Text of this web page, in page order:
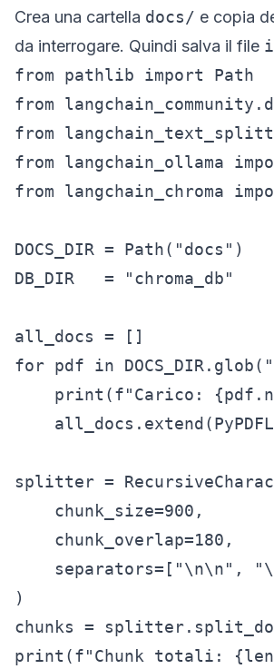
Crea una cartella docs/ e copia
da interrogare. Quindi salva il file
from pathlib import Path
from
from
from langchain_ollama
from langchain_chroma
DOCS_DIR = Path("docs")
DB_DIR   = "chroma_db"
all_docs = []
for pdf in
print(f"Carico:
splitter =
    chunk_size=900,
    chunk_overlap=180,
separators=["\n\n",
)
chunks =
print(f"Chunk totali: